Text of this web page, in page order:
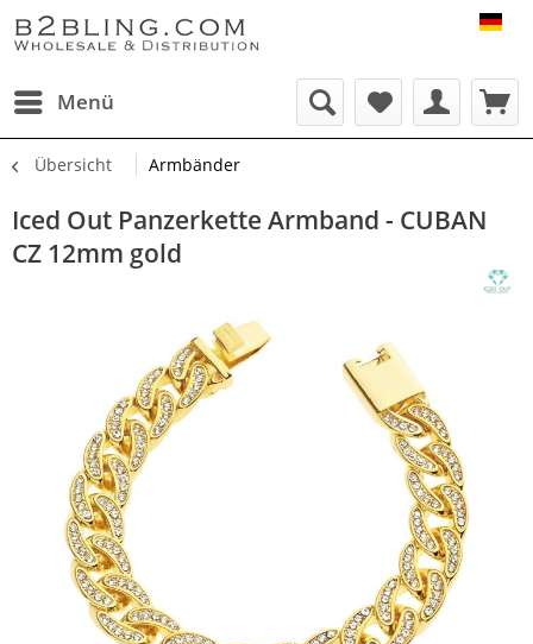
Menü
Übersicht Armbänder
Iced Out Panzerkette Armband - CUBAN
CZ 12mm gold